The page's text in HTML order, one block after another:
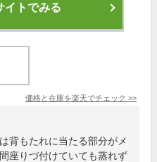
イトでみる
価格と在庫を楽天でチェック >>
背もたれに当たる部分がメ
座りづ付けていても蒸れず